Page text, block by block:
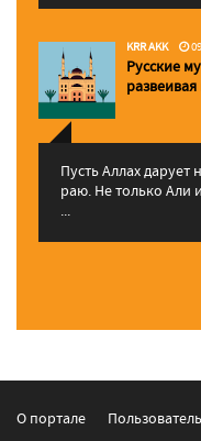
KRR AKK
Русские
Пусть Аллах
раю. Не только Али
...
О портале